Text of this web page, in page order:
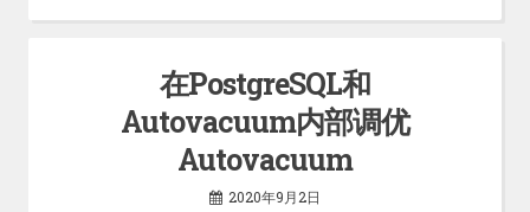
在PostgreSQL和
Autovacuum内部调优
Autovacuum
2020年9月2日